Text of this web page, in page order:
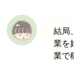
結局
業を
業で